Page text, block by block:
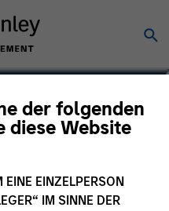
der folgenden
diese Website
EINZELPERSON
IM SINNE DER
Asia ex-